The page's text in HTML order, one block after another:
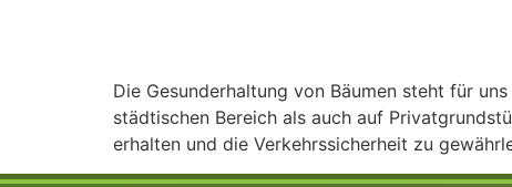
Die Gesunderhaltung von Bäumen steht für
städtischen Bereich als auch auf
erhalten und die Verkehrssicherheit zu